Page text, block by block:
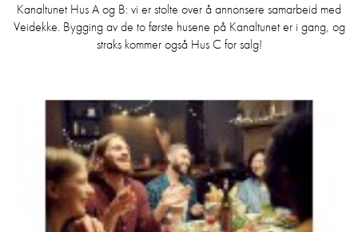
Kanaltunet Hus A og B: vi er stolte over å annonsere samarbeid med
Veidekke. Bygging av de to første husene på Kanaltunet er i gang, og
straks kommer også Hus C for salg!